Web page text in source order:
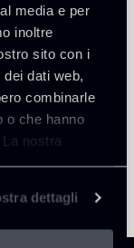
media e per
inoltre
sito con i
dati web,
combinarle
o che hanno
nostra
dettagli